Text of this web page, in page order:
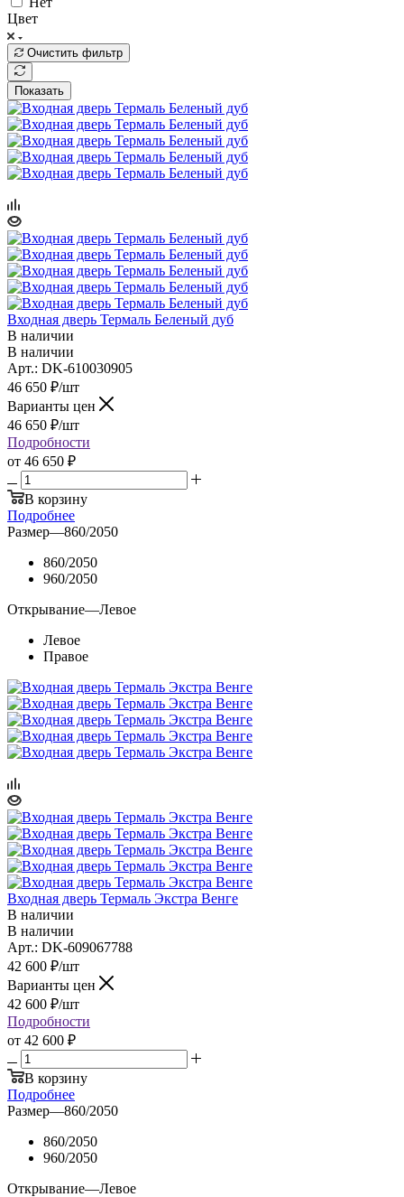
Цвет
Очистить фильтр
Показать
Входная дверь Термаль Беленый дуб
В наличии
В наличии
Арт.: DK-610030905
46 650 ₽/шт
Варианты цен
46 650 ₽/шт
Подробности
от 46 650 ₽
В корзину
Подробнее
Размер—860/2050
860/2050
960/2050
Открывание—Левое
Левое
Правое
Входная дверь Термаль Экстра Венге
В наличии
В наличии
Арт.: DK-609067788
42 600 ₽/шт
Варианты цен
42 600 ₽/шт
Подробности
от 42 600 ₽
В корзину
Подробнее
Размер—860/2050
860/2050
960/2050
Открывание—Левое